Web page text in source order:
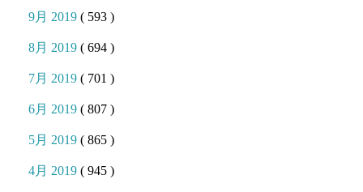
9月 2019( 593 )
8月 2019( 694 )
7月 2019( 701 )
6月 2019( 807 )
5月 2019( 865 )
4月 2019( 945 )